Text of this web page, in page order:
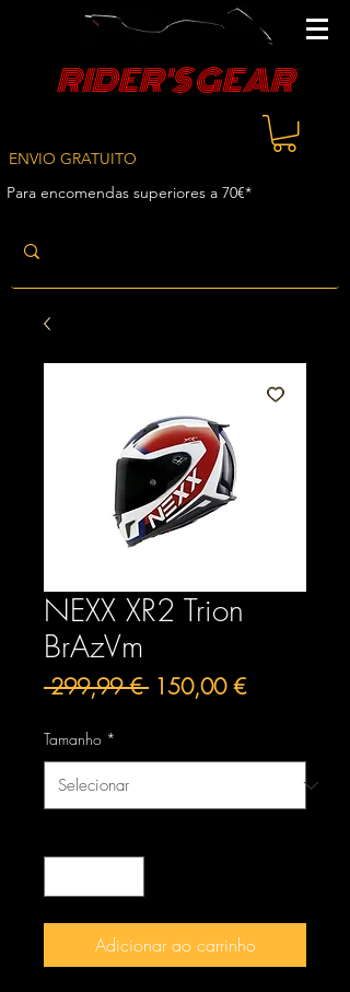
RIDER'S GEAR
ENVIO GRATUITO
Para encomendas superiores a 70€*
NEXX XR2 Trion
BrAzVm
299,99 € Preço
150,00 €Preço
Tamanho *
Adicionar ao carrinho